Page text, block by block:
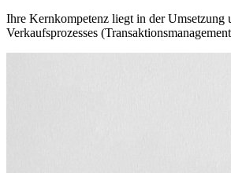
Ihre Kernkompetenz liegt in der Umsetzung
Verkaufsprozesses